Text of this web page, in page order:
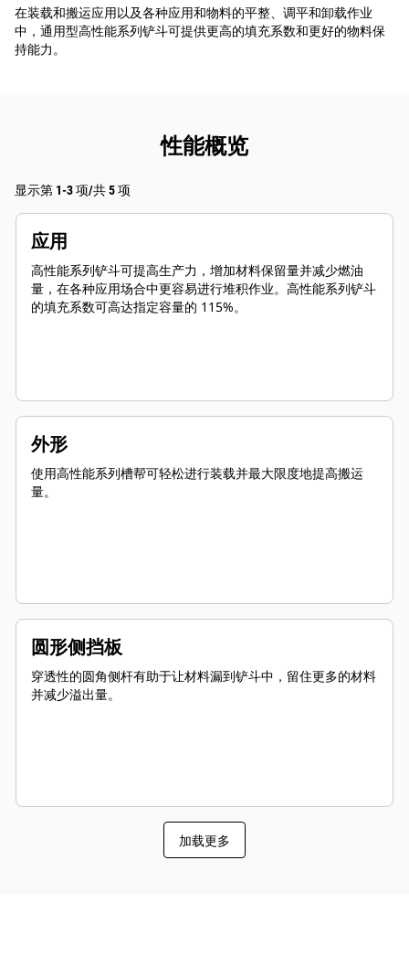
在装载和搬运应用以及各种应用和物料的平整、调平和卸载作业
中，通用型高性能系列铲斗可提供更高的填充系数和更好的物料保
持能力。
性能概览
显示第 1-3 项/共 5 项
应用
高性能系列铲斗可提高生产力，增加材料保留量并减少燃油
量，在各种应用场合中更容易进行堆积作业。高性能系列铲斗
的填充系数可高达指定容量的 115%。
外形
使用高性能系列槽帮可轻松进行装载并最大限度地提高搬运
量。
圆形侧挡板
穿透性的圆角侧杆有助于让材料漏到铲斗中，留住更多的材料
并减少溢出量。
加载更多